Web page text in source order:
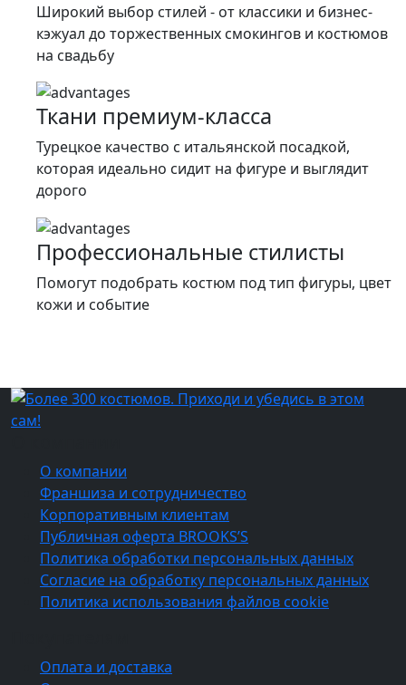
Широкий выбор стилей - от классики и бизнес-
кэжуал до торжественных смокингов и костюмов
на свадьбу
Ткани премиум-класса
Турецкое качество c итальянской посадкой,
которая идеально сидит на фигуре и выглядит
дорого
Профессиональные стилисты
Помогут подобрать костюм под тип фигуры, цвет
кожи и событие
О компании
Франшиза и сотрудничество
Корпоративным клиентам
Публичная оферта BROOKS’S
Политика обработки персональных данных
Согласие на обработку персональных данных
Политика использования файлов cookie
Оплата и доставка